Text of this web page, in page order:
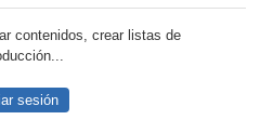
contenidos, crear listas de
sesión